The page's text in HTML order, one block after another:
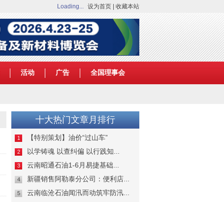
Loading... 设为首页 收藏本站
活动 广告 全国理事会
十大热门文章月排行
1 【特别策划】油价“过山车”
2 以学铸魂 以查纠偏 以行践知...
3 云南昭通石油1-6月易捷基础...
4 新疆销售阿勒泰分公司：便利店...
5 云南临沧石油闻汛而动筑牢防汛...